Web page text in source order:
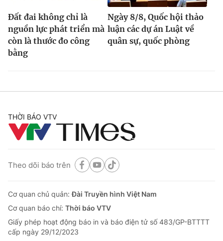
Đất đai không chỉ là
nguồn lực phát triển mà
còn là thước đo công
bằng
Ngày 8/8, Quốc hội thảo
luận các dự án Luật về
quân sự, quốc phòng
THỜI BÁO VTV
Theo dõi báo trên
Cơ quan chủ quản:Đài Truyền hình Việt Nam
Cơ quan báo chí: Thời báo VTV
Giấy phép hoạt động báo in và báo điện tử số 483/GP-BTTTT
cấp ngày 29/12/2023